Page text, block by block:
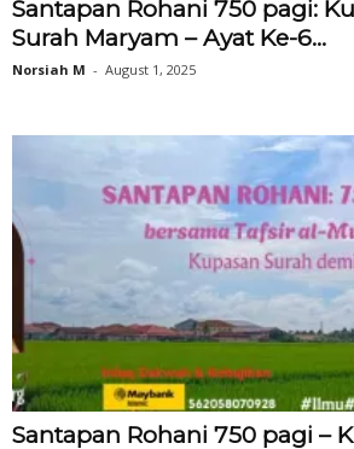
Santapan Rohani 750 pagi:
Surah Maryam – Ayat Ke-6...
Norsiah M - August 1, 2025
Santapan Rohani 750 pagi –